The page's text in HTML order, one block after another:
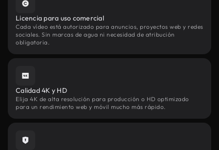
Licencia para uso comercial
Cada vídeo está autorizado para anuncios, proyectos web y redes
sociales. Sin marcas de agua ni necesidad de atribución
obligatoria.
Calidad 4K y HD
Elija 4K de alta resolución para producción o HD optimizado
para un rendimiento web y móvil mucho más rápido.